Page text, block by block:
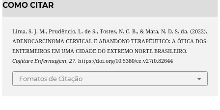
COMO CITAR
Lima, S. J. M., Prudêncio, L. de S., Tostes, N. C. B., & Mata, N. D. S. da. (2022).
ADENOCARCINOMA CERVICAL E ABANDONO TERAPÊUTICO: A ÓTICA DOS
ENFERMEIROS EM UMA CIDADE DO EXTREMO NORTE BRASILEIRO.
Cogitare Enfermagem, 27. https://doi.org/10.5380/ce.v27i0.82644
Fomatos de Citação